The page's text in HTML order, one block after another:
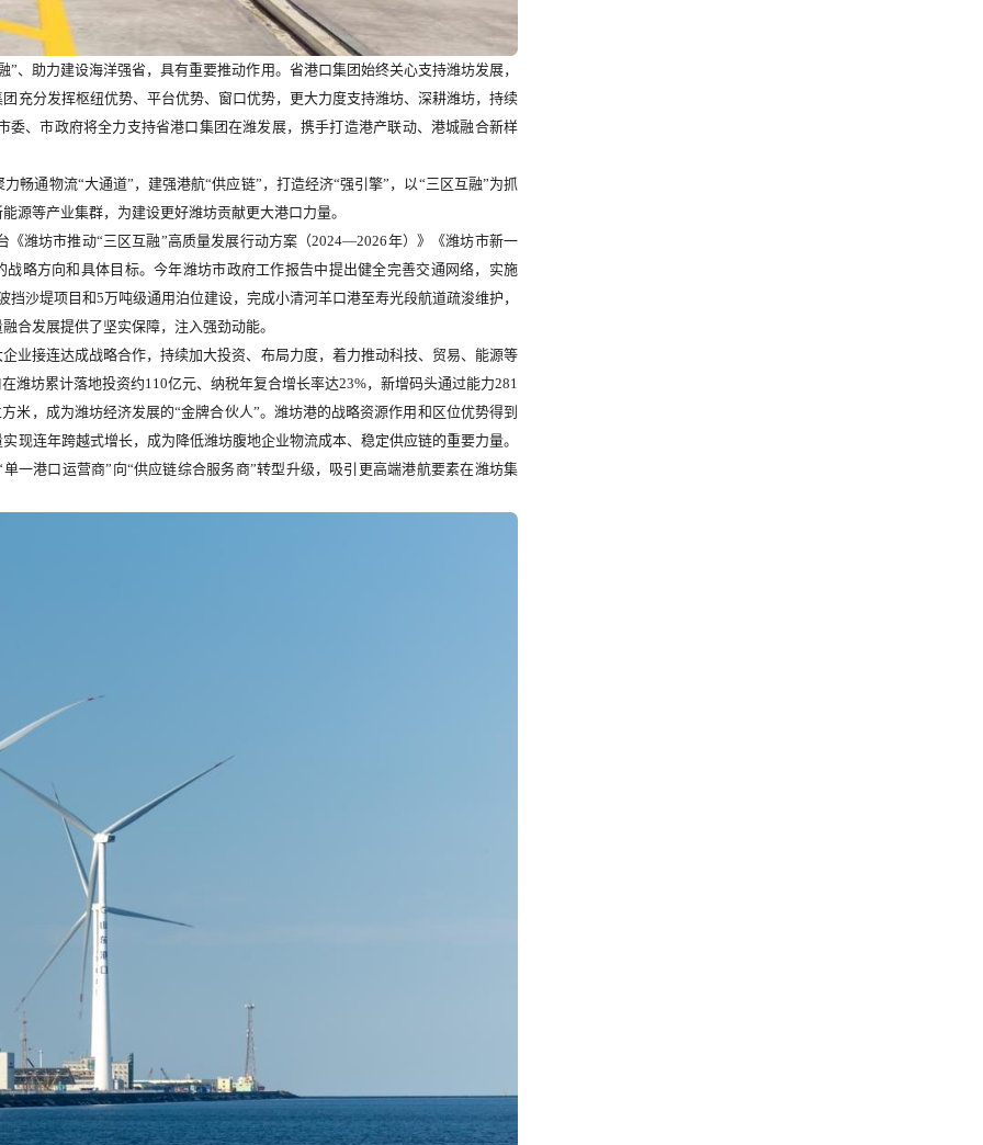
、助力建设海洋强省，具有重要推动作用。省港口集团始终关心支持潍坊发展，
充分发挥枢纽优势、平台优势、窗口优势，更大力度支持潍坊、深耕潍坊，持续
、市政府将全力支持省港口集团在潍发展，携手打造港产联动、港城融合新样
畅通物流“大通道”，建强港航“供应链”，打造经济“强引擎”，以“三区互融”为抓
源等产业集群，为建设更好潍坊贡献更大港口力量。
潍坊市推动“三区互融”高质量发展行动方案（2024—2026年）》《潍坊市新一
略方向和具体目标。今年潍坊市政府工作报告中提出健全完善交通网络，实施
沙堤项目和5万吨级通用泊位建设，完成小清河羊口港至寿光段航道疏浚维护，
合发展提供了坚实保障，注入强劲动能。
业接连达成战略合作，持续加大投资、布局力度，着力推动科技、贸易、能源等
潍坊累计落地投资约110亿元、纳税年复合增长率达23%，新增码头通过能力281
米，成为潍坊经济发展的“金牌合伙人”。潍坊港的战略资源作用和区位优势得到
连年跨越式增长，成为降低潍坊腹地企业物流成本、稳定供应链的重要力量。
一港口运营商”向“供应链综合服务商”转型升级，吸引更高端港航要素在潍坊集